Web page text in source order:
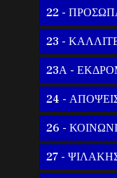
22 -
23 -
23Α -
24 -
26 -
27 -